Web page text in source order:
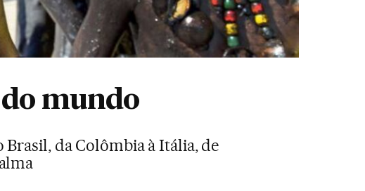
mundo
da Colômbia à Itália, de